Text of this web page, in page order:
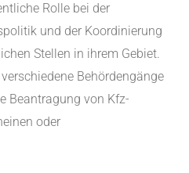
Rolle bei der
und der Koordinierung
Stellen in ihrem Gebiet.
Behördengänge
Beantragung von Kfz-
oder